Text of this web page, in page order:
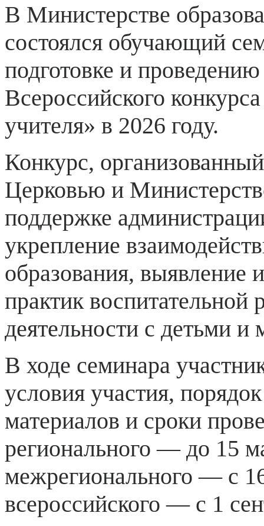
В Министерстве
состоялся обучающий
подготовке и
Всероссийского
учителя» в 2026 году.
Конкурс,
Церковью и
поддержке
укрепление
образования, выявление
практик воспитательной
деятельности с детьми
В ходе семинара
условия участия,
материалов и сроки
регионального — до 15
межрегионального — с
всероссийского — с 1